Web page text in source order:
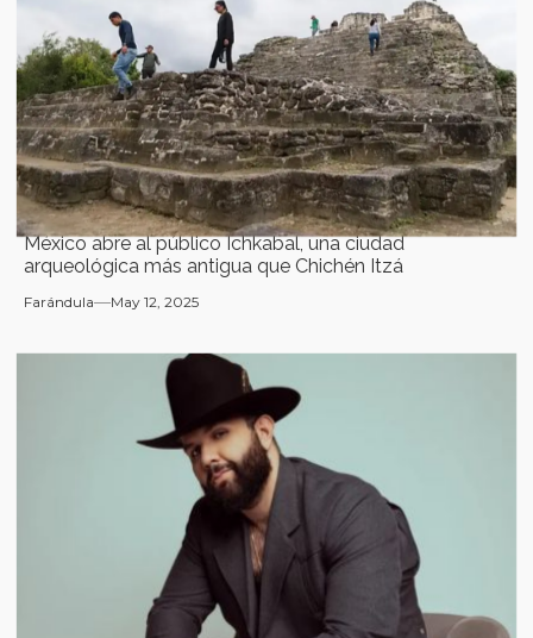
México abre al público Ichkabal, una ciudad
arqueológica más antigua que Chichén Itzá
Farándula May 12, 2025